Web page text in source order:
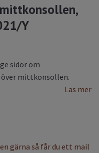
Y
sidor om
mittkonsollen.
Läs mer
gärna så får du ett mail